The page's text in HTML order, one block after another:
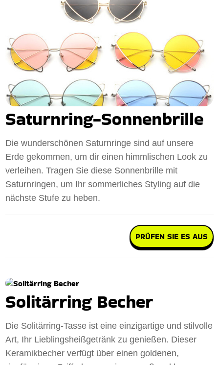
Saturnring-Sonnenbrille
Die wunderschönen Saturnringe sind auf unsere
Erde gekommen, um dir einen himmlischen Look zu
verleihen. Tragen Sie diese Sonnenbrille mit
Saturnringen, um Ihr sommerliches Styling auf die
nächste Stufe zu heben.
PRÜFEN SIE ES AUS
Solitärring Becher
Die Solitärring-Tasse ist eine einzigartige und stilvolle
Art, Ihr Lieblingsheißgetränk zu genießen. Dieser
Keramikbecher verfügt über einen goldenen,